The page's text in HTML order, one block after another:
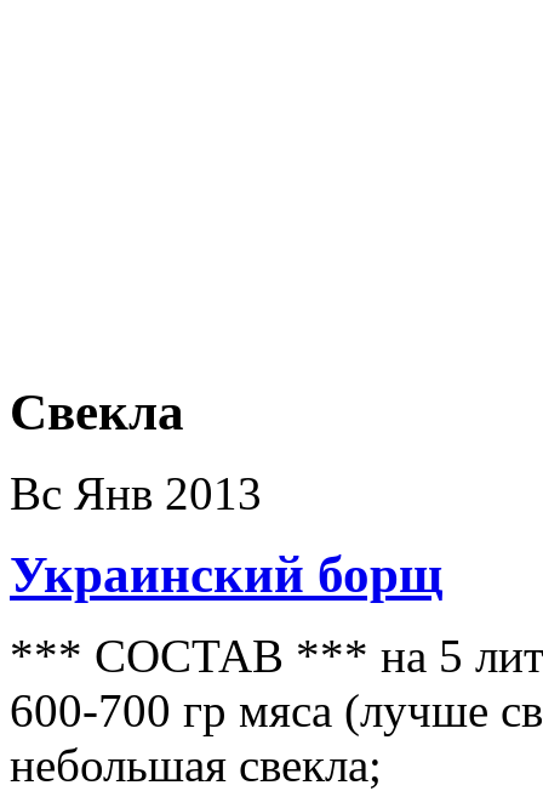
Свекла
Вс Янв 2013
Украинский борщ
*** СОСТАВ *** на 5
600-700 гр мяса (лучше
небольшая свекла;